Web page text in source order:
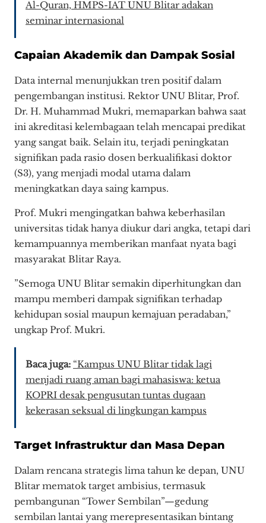
Al-Quran, HMPS-IAT UNU Blitar adakan
seminar internasional
​Capaian Akademik dan Dampak Sosial
​Data internal menunjukkan tren positif dalam
pengembangan institusi. Rektor UNU Blitar, Prof.
Dr. H. Muhammad Mukri, memaparkan bahwa saat
ini akreditasi kelembagaan telah mencapai predikat
yang sangat baik. Selain itu, terjadi peningkatan
signifikan pada rasio dosen berkualifikasi doktor
(S3), yang menjadi modal utama dalam
meningkatkan daya saing kampus.
​Prof. Mukri mengingatkan bahwa keberhasilan
universitas tidak hanya diukur dari angka, tetapi dari
kemampuannya memberikan manfaat nyata bagi
masyarakat Blitar Raya.
​”Semoga UNU Blitar semakin diperhitungkan dan
mampu memberi dampak signifikan terhadap
kehidupan sosial maupun kemajuan peradaban,”
ungkap Prof. Mukri.
Baca juga: “Kampus UNU Blitar tidak lagi
menjadi ruang aman bagi mahasiswa: ketua
KOPRI desak pengusutan tuntas dugaan
kekerasan seksual di lingkungan kampus
​Target Infrastruktur dan Masa Depan
​Dalam rencana strategis lima tahun ke depan, UNU
Blitar mematok target ambisius, termasuk
pembangunan “Tower Sembilan”—gedung
sembilan lantai yang merepresentasikan bintang